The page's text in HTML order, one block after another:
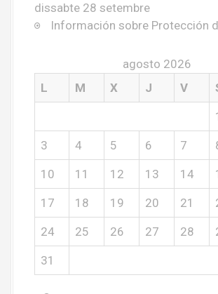
dissabte 28 setembre
Información sobre Protección
agosto 2026
L
M X J V
3 4 5 6 7
10 11 12 13 14
17 18 19 20 21
24 25 26 27 28
31